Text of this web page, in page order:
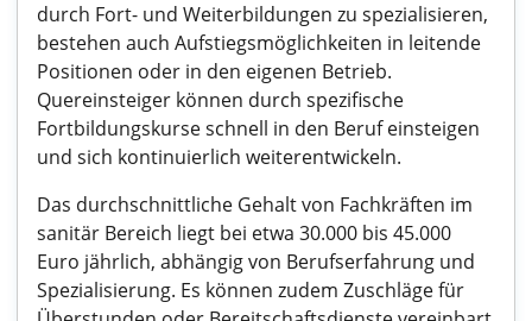
durch Fort- und Weiterbildungen zu spezialisieren,
bestehen auch Aufstiegsmöglichkeiten in leitende
Positionen oder in den eigenen Betrieb.
Quereinsteiger können durch spezifische
Fortbildungskurse schnell in den Beruf einsteigen
und sich kontinuierlich weiterentwickeln.
Das durchschnittliche Gehalt von Fachkräften im
sanitär Bereich liegt bei etwa 30.000 bis 45.000
Euro jährlich, abhängig von Berufserfahrung und
Spezialisierung. Es können zudem Zuschläge für